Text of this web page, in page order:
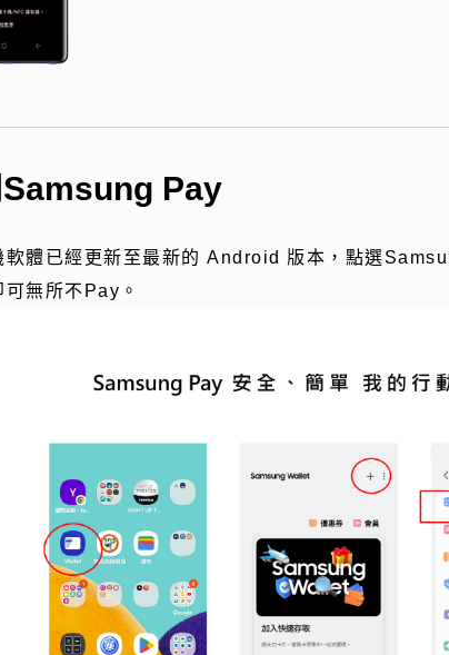
Samsung Pay
軟體已經更新至最新的Android 版本，點選
可無所不 Pay 。